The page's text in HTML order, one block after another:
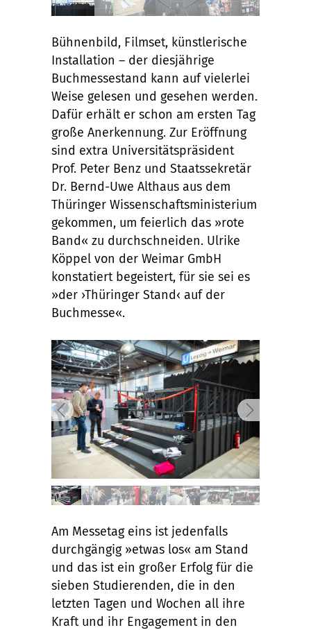
Bühnenbild, Filmset, künstlerische
Installation – der diesjährige
Buchmessestand kann auf vielerlei
Weise gelesen und gesehen werden.
Dafür erhält er schon am ersten Tag
große Anerkennung. Zur Eröffnung
sind extra Universitätspräsident
Prof. Peter Benz und Staatssekretär
Dr. Bernd-Uwe Althaus aus dem
Thüringer Wissenschaftsministerium
gekommen, um feierlich das »rote
Band« zu durchschneiden. Ulrike
Köppel von der Weimar GmbH
konstatiert begeistert, für sie sei es
»der ›Thüringer Stand‹ auf der
Buchmesse«.
Am Messetag eins ist jedenfalls
durchgängig »etwas los« am Stand
und das ist ein großer Erfolg für die
sieben Studierenden, die in den
letzten Tagen und Wochen all ihre
Kraft und ihr Engagement in den